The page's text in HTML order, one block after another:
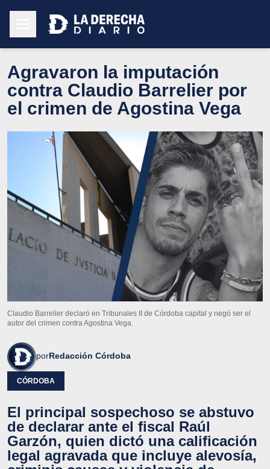
Agravaron la imputación
contra Claudio Barrelier por
el crimen de Agostina Vega
Claudio Barrelier declaró en Tribunales II de Córdoba capital y negó ser el
autor del crimen contra Agostina Vega.
porRedacción Córdoba
CÓRDOBA
El principal sospechoso se abstuvo
de declarar ante el fiscal Raúl
Garzón, quien dictó una calificación
legal agravada que incluye alevosía,